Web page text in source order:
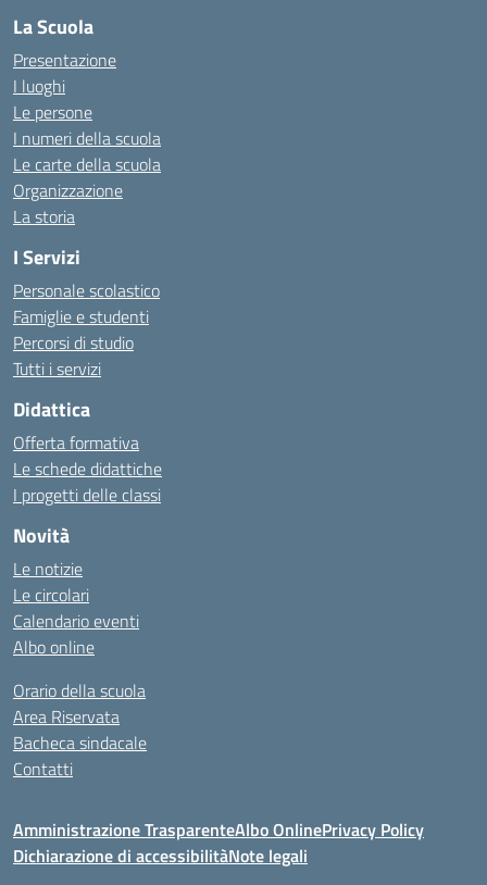
La Scuola
Presentazione
I luoghi
Le persone
I numeri della scuola
Le carte della scuola
Organizzazione
La storia
I Servizi
Personale scolastico
Famiglie e studenti
Percorsi di studio
Tutti i servizi
Didattica
Offerta formativa
Le schede didattiche
I progetti delle classi
Novità
Le notizie
Le circolari
Calendario eventi
Albo online
Orario della scuola
Area Riservata
Bacheca sindacale
Contatti
Amministrazione TrasparenteAlbo OnlinePrivacy Policy
Dichiarazione di accessibilitàNote legali